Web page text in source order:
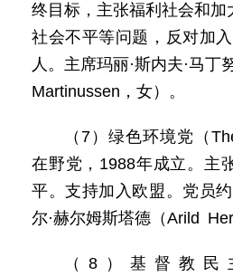
终目标，主张福利社会和
社会不平等问题，反对加
人。主席玛丽·斯内夫·马
Martinussen，女）。
（7）绿色环境党（
在野党，1988年成立。主
平。支持加入欧盟。党员
尔·赫尔姆斯塔德（Arild
（8）基督教民